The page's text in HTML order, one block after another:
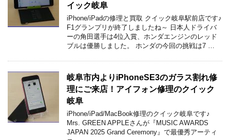
イック岐阜
iPhone/iPadの修理と買取 クイック岐阜駅前店です♪
F1グランプリが終了しましたね～ 日本人ドライバ
ーの角田選手は4位入賞、ホンダエンジンのレッド
ブルは優勝しました。 ホンダの今回の挑戦は7 …
岐阜市内よりiPhoneSE3のガラス割れ修
理にご来店！アイフォン修理のクイック
岐阜
iPhone/iPad/MacBook修理のクイック岐阜です♪
Mrs. GREEN APPLEさんが『MUSIC AWARDS
JAPAN 2025 Grand Ceremony』で最優秀アーティ